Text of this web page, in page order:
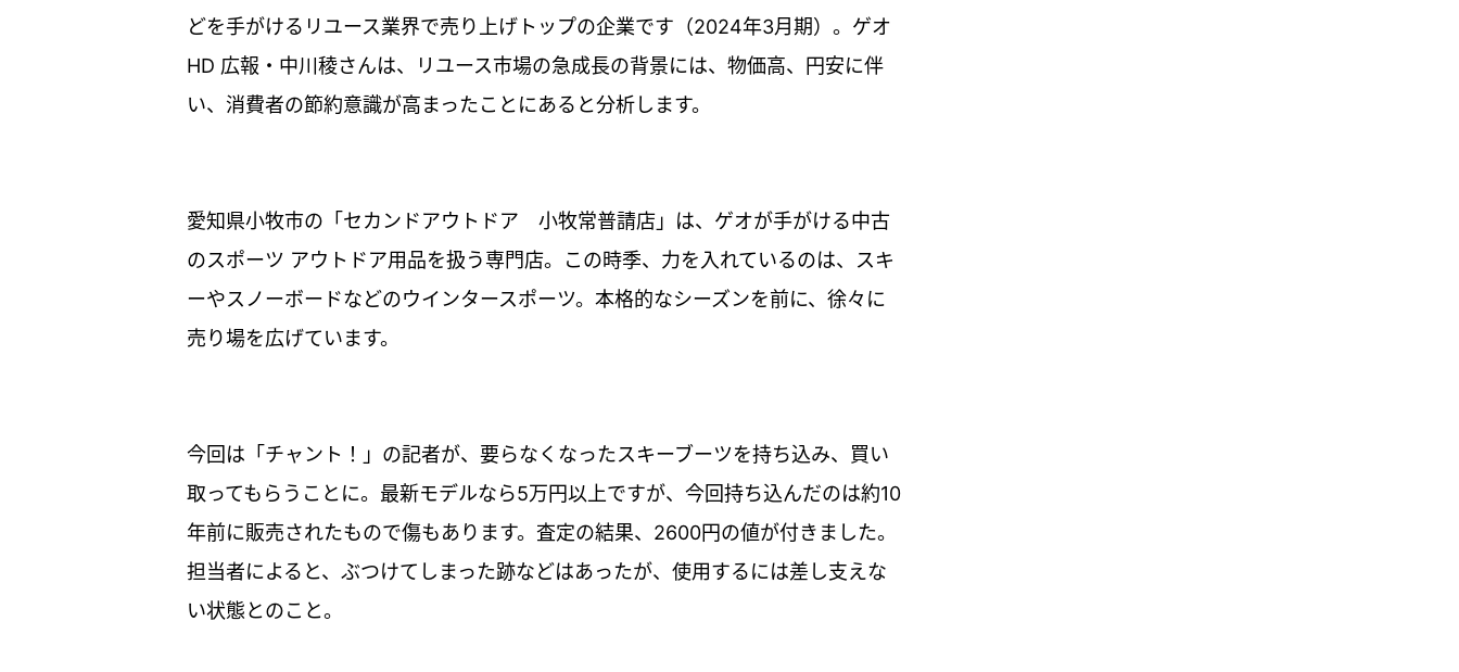
どを手がけるリユース業界で売り上げトップの企業です（2024年3月期）。ゲオ
HD 広報・中川稜さんは、リユース市場の急成長の背景には、物価高、円安に伴
い、消費者の節約意識が高まったことにあると分析します。
愛知県小牧市の「セカンドアウトドア 小牧常普請店」は、ゲオが手がける中古
のスポーツ アウトドア用品を扱う専門店。この時季、力を入れているのは、スキ
ーやスノーボードなどのウインタースポーツ。本格的なシーズンを前に、徐々に
売り場を広げています。
今回は「チャント！」の記者が、要らなくなったスキーブーツを持ち込み、買い
取ってもらうことに。最新モデルなら5万円以上ですが、今回持ち込んだのは約10
年前に販売されたもので傷もあります。査定の結果、2600円の値が付きました。
担当者によると、ぶつけてしまった跡などはあったが、使用するには差し支えな
い状態とのこと。